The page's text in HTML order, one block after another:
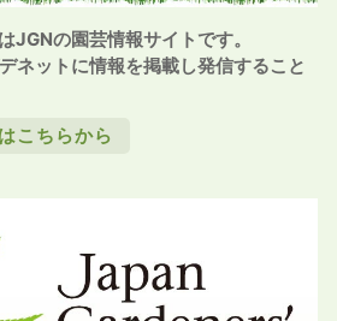
の園芸情報サイトです。
ネットに情報を掲載し発信すること
こちらから